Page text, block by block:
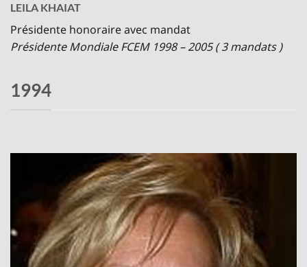
LEILA KHAIAT
Présidente honoraire avec mandat
Présidente Mondiale FCEM 1998 – 2005 ( 3 mandats )
1994